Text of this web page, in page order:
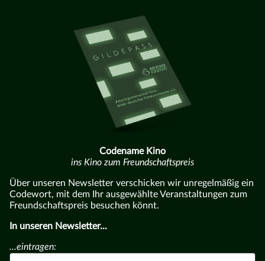
Codename Kino
ins Kino zum Freundschaftspreis
Über unseren Newsletter verschicken wir unregelmäßig ein
Codewort, mit dem Ihr ausgewählte Veranstaltungen zum
Freundschaftspreis besuchen könnt.
In unseren Newsletter...
...eintragen: